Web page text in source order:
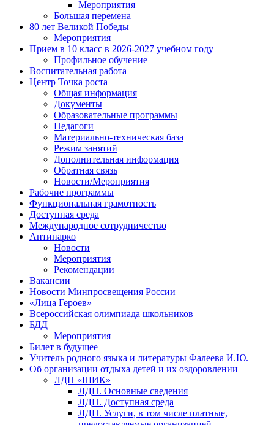
Мероприятия
Большая перемена
80 лет Великой Победы
Мероприятия
Прием в 10 класс в 2026-2027 учебном году
Профильное обучение
Воспитательная работа
Центр Точка роста
Общая информация
Документы
Образовательные программы
Педагоги
Материально-техническая база
Режим занятий
Дополнительная информация
Обратная связь
Новости/Мероприятия
Рабочие программы
Функциональная грамотность
Доступная среда
Международное сотрудничество
Антинарко
Новости
Мероприятия
Рекомендации
Вакансии
Новости Минпросвещения России
«Лица Героев»
Всероссийская олимпиада школьников
БДД
Мероприятия
Билет в будущее
Учитель родного языка и литературы Фалеева И.Ю.
Об организации отдыха детей и их оздоровлении
ЛДП «ШИК»
ЛДП. Основные сведения
ЛДП. Доступная среда
ЛДП. Услуги, в том числе платные,